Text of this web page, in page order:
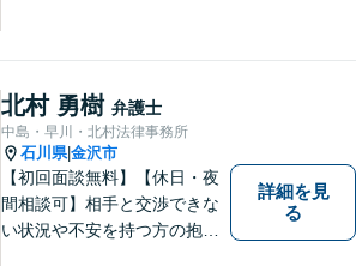
北村 勇樹 弁護士
中島・早川・北村法律事務所
石川県|金沢市
【初回面談無料】【休日・夜
間相談可】相手と交渉できな
い状況や不安を持つ方の抱え
詳細を見
る